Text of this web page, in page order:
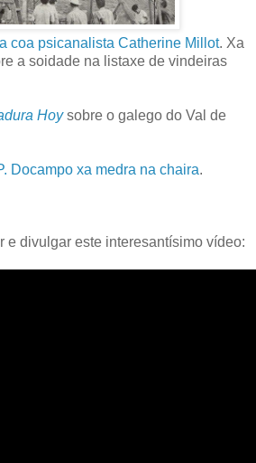
coa psicanalista Catherine Millot. Xa
a soidade na listaxe de vindeiras
Hoysobre o galego do Val de
Docampo xa medra na chaira.
e divulgar este interesantísimo vídeo: